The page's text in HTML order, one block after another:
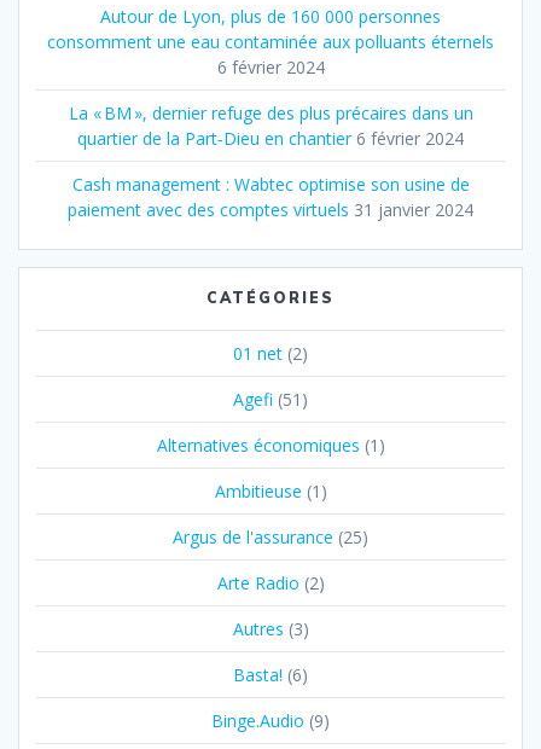
Autour de Lyon, plus de 160 000 personnes
consomment une eau contaminée aux polluants éternels
6 février 2024
La « BM », dernier refuge des plus précaires dans un
quartier de la Part‐Dieu en chantier 6 février 2024
Cash management : Wabtec optimise son usine de
paiement avec des comptes virtuels 31 janvier 2024
CATÉGORIES
01 net (2)
Agefi (51)
Alternatives économiques (1)
Ambitieuse (1)
Argus de l'assurance (25)
Arte Radio (2)
Autres (3)
Basta! (6)
Binge.Audio (9)